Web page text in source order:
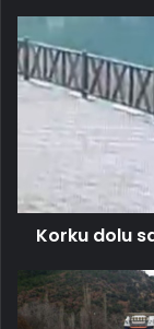
dolu
saniyeler!
Göle
kızını
Korku dolu
Zincirleme
kazada